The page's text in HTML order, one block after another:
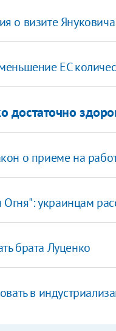
о визите
ЕС
достаточно
о приеме на
украинцам
брата Луценко
в